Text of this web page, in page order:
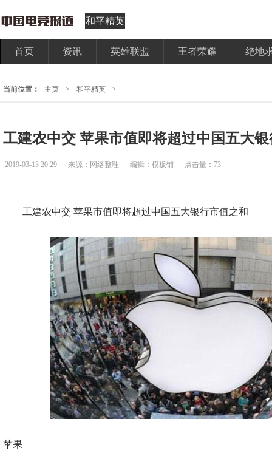
和平精英
首页 资讯 英雄联盟 王者荣耀 绝地
当前位置： 主页 > 和平精英 >
工建农中交 苹果市值即将超过中国五大
2019-03-13 20:29 来源：网络整理 编辑：模板铺 点击量：73
工建农中交 苹果市值即将超过中国五大银行市值之和
苹果